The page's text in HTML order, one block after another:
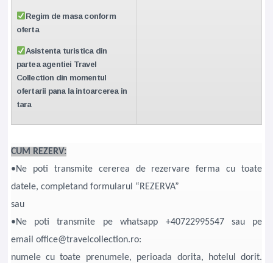
Regim de masa conform
oferta
Asistenta turistica din
partea agentiei Travel
Collection din momentul
ofertarii pana la intoarcerea in
tara
CUM REZERV:
•Ne poti transmite cererea de rezervare ferma cu toate
datele, completand formularul “REZERVA”
sau
•Ne poti transmite pe whatsapp +40722995547 sau pe
email office@travelcollection.ro:
numele cu toate prenumele, perioada dorita, hotelul dorit.